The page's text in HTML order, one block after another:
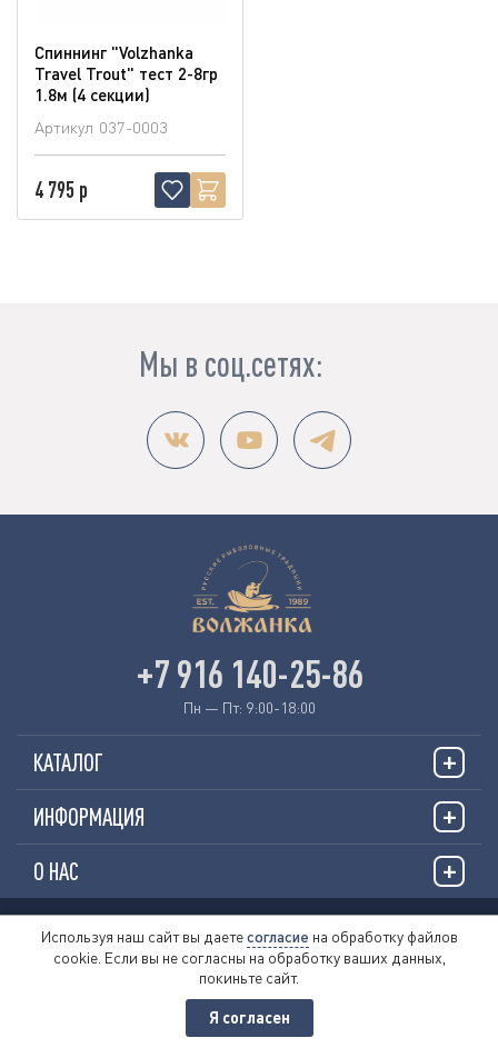
Спиннинг "Volzhanka
Travel Trout" тест 2-8гр
1.8м (4 секции)
Артикул 037-0003
4 795 р
Мы в соц.сетях:
КАТАЛОГ
ИНФОРМАЦИЯ
О НАС
+7 916 140-25-86
Пн — Пт: 9:00-18:00
Пользовательское соглашение
Публичная оферта
Используя наш сайт вы даетесогласие на обработку файлов
cookie. Если вы не согласны на обработку ваших данных,
покиньте сайт.
Я согласен